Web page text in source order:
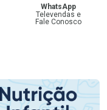
WhatsApp
Televendas e
Fale Conosco